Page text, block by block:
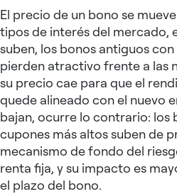
El precio de un bono se
tipos de interés del mercado,
suben, los bonos antiguos
pierden atractivo frente a las
su precio cae para que el
quede alineado con el nuevo
bajan, ocurre lo contrario: los
cupones más altos suben de
mecanismo de fondo del
renta fija, y su impacto es
el plazo del bono.